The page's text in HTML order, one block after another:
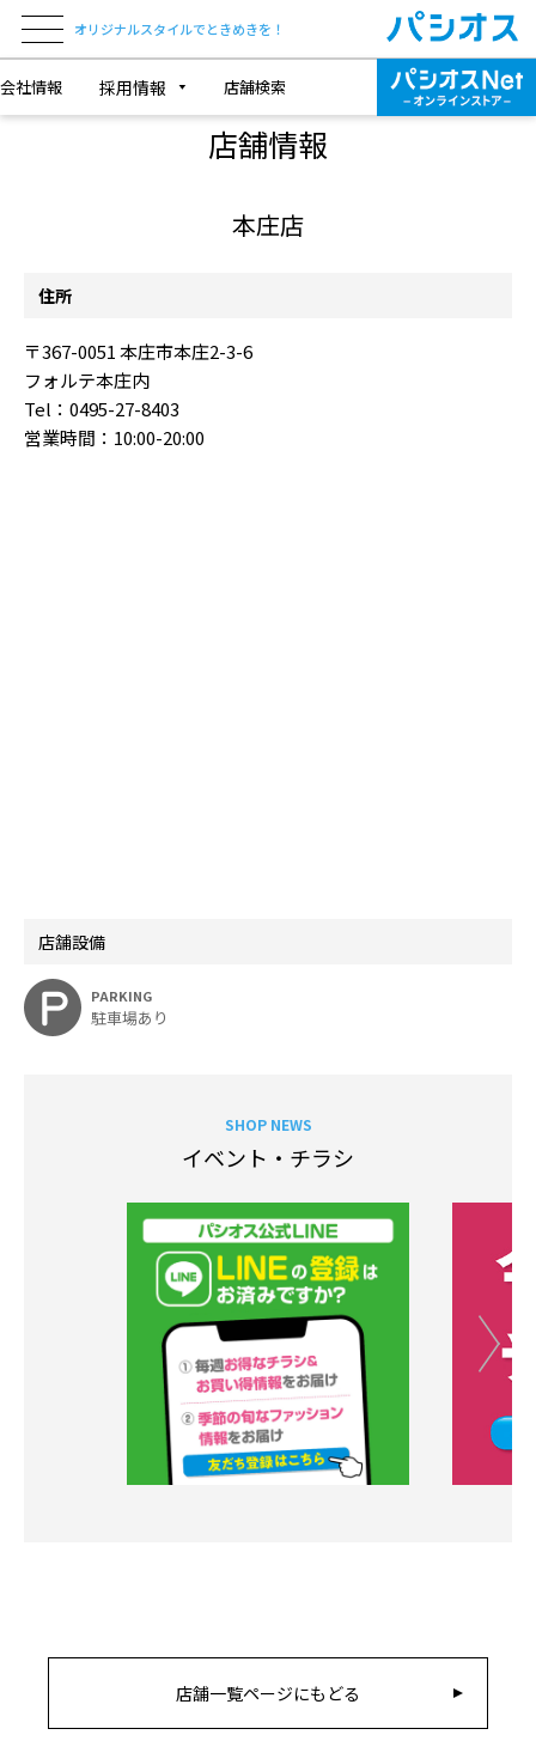
オリジナルスタイルでときめきを！
会社情報 採用情報 店舗検索
SHOP INFORMATION
店舗情報
本庄店
住所
〒367-0051 本庄市本庄2-3-6
フォルテ本庄内
Tel：0495-27-8403
営業時間：10:00-20:00
店舗設備
PARKING
駐車場あり
SHOP NEWS
イベント・チラシ
店舗一覧ページにもどる